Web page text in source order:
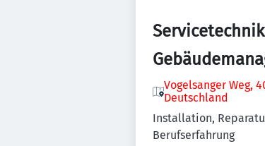
Vogelsanger Weg,
Deutschland
Installation,
Berufserfahrung